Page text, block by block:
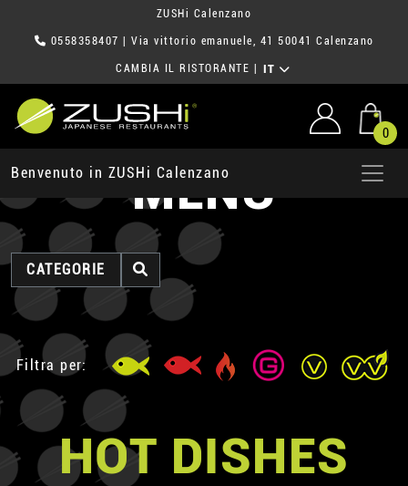
ZUSHi Calenzano
0558358407 | Via vittorio emanuele, 41 50041 Calenzano
CAMBIA IL RISTORANTE IT
0
Benvenuto in ZUSHi Calenzano
MENU
CATEGORIE
Filtra per:
HOT DISHES